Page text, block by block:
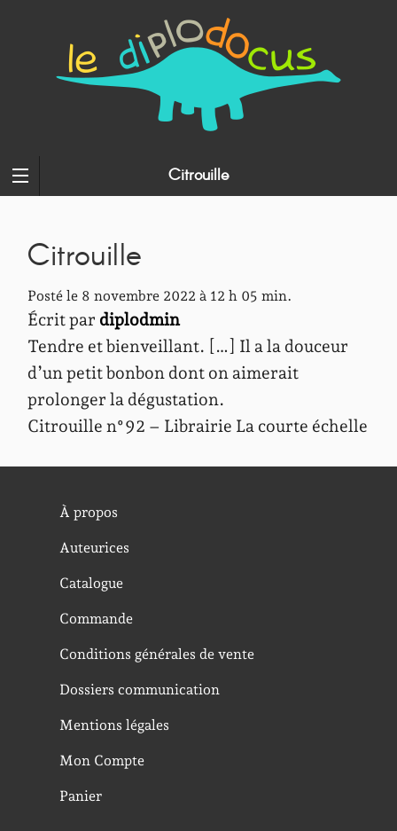
Citrouille
Citrouille
Posté le 8 novembre 2022 à 12 h 05 min.
Écrit par diplodmin
Tendre et bienveillant. […] Il a la douceur
d’un petit bonbon dont on aimerait
prolonger la dégustation.
Citrouille n°92 – Librairie La courte échelle
À propos
Auteurices
Catalogue
Commande
Conditions générales de vente
Dossiers communication
Mentions légales
Mon Compte
Panier